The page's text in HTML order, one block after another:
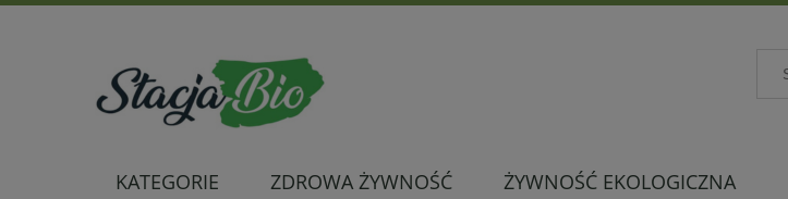
KATEGORIE ZDROWA ŻYWNOŚĆ ŻYWNOŚĆ EKOLOGICZNA